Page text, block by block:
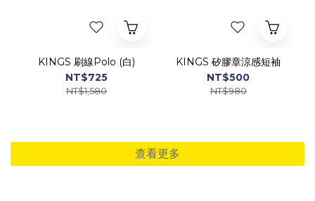
KINGS 刷線Polo (白)
NT$725
NT$1,580
KINGS 矽膠章涼感短袖
NT$500
NT$980
查看更多